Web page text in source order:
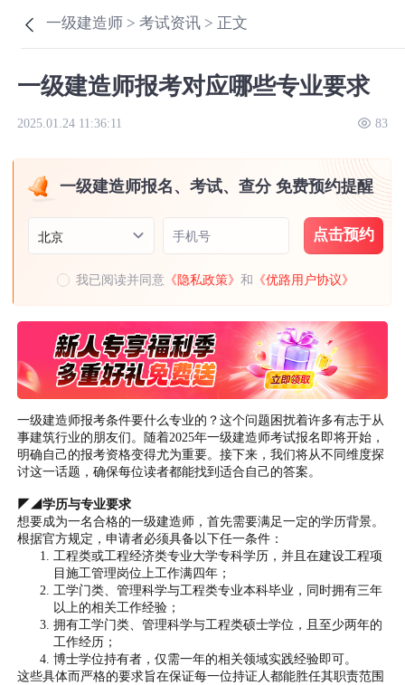
一级建造师 >考试资讯 > 正文
一级建造师报考对应哪些专业要求
2025.01.24 11:36:11 83
一级建造师报名、考试、查分 免费预约提醒
北京 手机号 点击预约
我已阅读并同意 《隐私政策》和 《优路用户协议》
一级建造师报考条件要什么专业的？这个问题困扰着许多有志于从
事建筑行业的朋友们。随着2025年一级建造师考试报名即将开始，
明确自己的报考资格变得尤为重要。接下来，我们将从不同维度探
讨这一话题，确保每位读者都能找到适合自己的答案。
◤◢学历与专业要求
想要成为一名合格的一级建造师，首先需要满足一定的学历背景。
根据官方规定，申请者必须具备以下任一条件：
工程类或工程经济类专业大学专科学历，并且在建设工程项
目施工管理岗位上工作满四年；
工学门类、管理科学与工程类专业本科毕业，同时拥有三年
以上的相关工作经验；
拥有工学门类、管理科学与工程类硕士学位，且至少两年的
工作经历；
博士学位持有者，仅需一年的相关领域实践经验即可。
这些具体而严格的要求旨在保证每一位持证人都能胜任其职责范围